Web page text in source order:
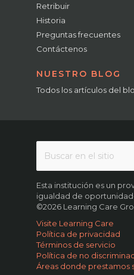
Retribuir
Historia
Preguntas frecuentes
Contáctenos
NUESTRO BLOG
Todos los artículos del
Esta institución es un
igualdad de
©2026 Learning Care
Visite Learning Care
Política de privacidad
Términos de servicio
Política de no
Áreas donde prestamos